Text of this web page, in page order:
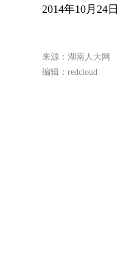
2014年10月24日
来源：湖南人大网
编辑：redcloud